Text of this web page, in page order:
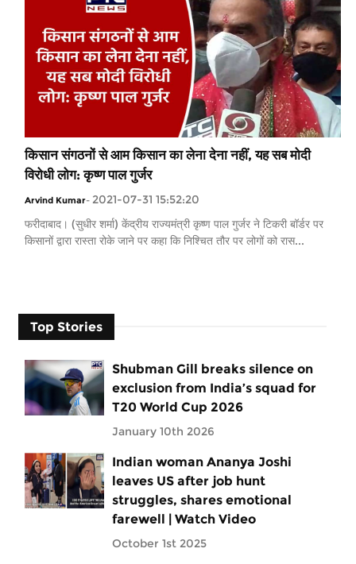
किसान संगठनों से आम किसान का लेना देना नहीं, यह सब मोदी
विरोधी लोग: कृष्ण पाल गुर्जर
Arvind Kumar- 2021-07-31 15:52:20
फरीदाबाद। (सुधीर शर्मा) केंद्रीय राज्यमंत्री कृष्ण पाल गुर्जर ने टिकरी बॉर्डर पर
किसानों द्वारा रास्ता रोके जाने पर कहा कि निश्चित तौर पर लोगों को रास...
Top Stories
Shubman Gill breaks silence on
exclusion from India’s squad for
T20 World Cup 2026
January 10th 2026
Indian woman Ananya Joshi
leaves US after job hunt
struggles, shares emotional
farewell | Watch Video
October 1st 2025